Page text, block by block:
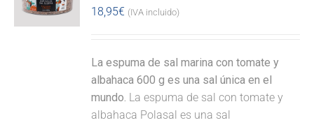
18,95€ (IVA incluido)
La espuma de sal marina con tomate y
albahaca 600 g es una sal única en el
mundo. La espuma de sal con tomate y
albahaca Polasal es una sal